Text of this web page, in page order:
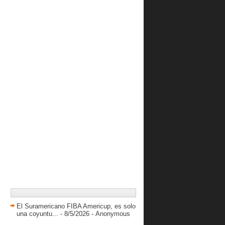
John Cox encesta 18 puntos en final
de la Copa Fra...
El Suramericano FIBA Americup, es solo
una coyuntu... - 8/5/2026 - Anonymous